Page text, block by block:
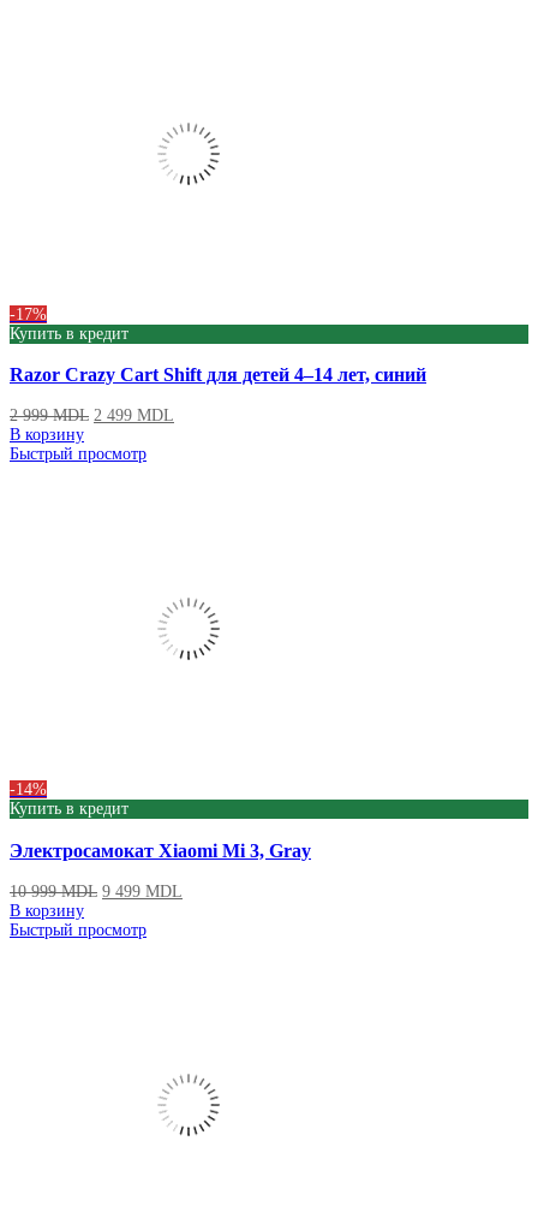
-17%
Купить в кредит
Razor Crazy Cart Shift для детей 4–14 лет, синий
2 999MDL 2 499 MDL
В корзину
Быстрый просмотр
-14%
Купить в кредит
Электросамокат Xiaomi Mi 3, Gray
10 999MDL 9 499 MDL
В корзину
Быстрый просмотр